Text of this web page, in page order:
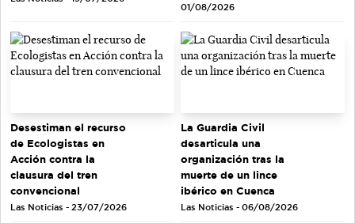
01/08/2026
Desestiman el recurso
de Ecologistas en
Acción contra la
clausura del tren
convencional
Las Noticias - 23/07/2026
La Guardia Civil
desarticula una
organización tras la
muerte de un lince
ibérico en Cuenca
Las Noticias - 06/08/2026